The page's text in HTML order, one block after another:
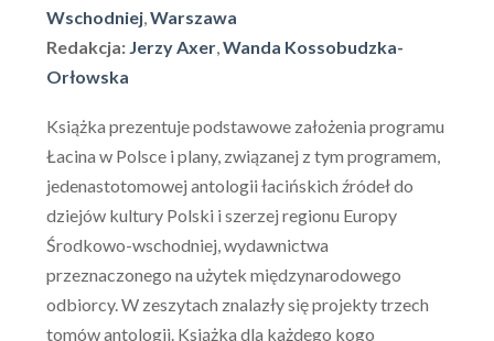
Wschodniej,Warszawa
Redakcja: Jerzy Axer,Wanda Kossobudzka-
Orłowska
Książka prezentuje podstawowe założenia programu
Łacina w Polsce i plany, związanej z tym programem,
jedenastotomowej antologii łacińskich źródeł do
dziejów kultury Polski i szerzej regionu Europy
Środkowo-wschodniej, wydawnictwa
przeznaczonego na użytek międzynarodowego
odbiorcy. W zeszytach znalazły się projekty trzech
tomów antologii. Książka dla każdego kogo